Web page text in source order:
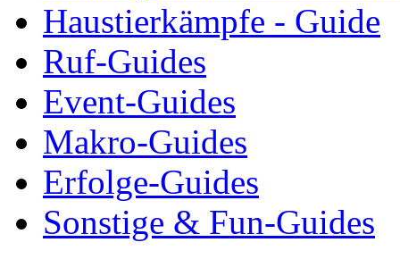
Haustierkämpfe - Guide
Ruf-Guides
Event-Guides
Makro-Guides
Erfolge-Guides
Sonstige & Fun-Guides